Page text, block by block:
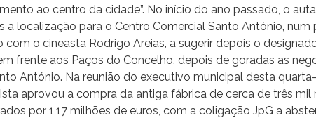
ao centro da cidade”. No início do ano passado, o
a localização para o Centro Comercial Santo António, num
com o cineasta Rodrigo Areias, a sugerir depois o
frente aos Paços do Concelho, depois de goradas as
António. Na reunião do executivo municipal desta
aprovou a compra da antiga fábrica de cerca de três mil
por 1,17 milhões de euros, com a coligação JpG a